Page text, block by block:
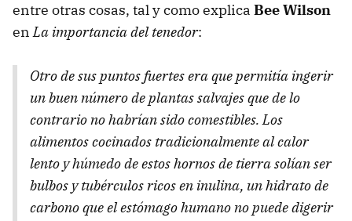
entre otras cosas, tal y como explica Bee Wilson
enLa importancia del tenedor:
Otro de sus puntos fuertes era que permitía ingerir
un buen número de plantas salvajes que de lo
contrario no habrían sido comestibles. Los
alimentos cocinados tradicionalmente al calor
lento y húmedo de estos hornos de tierra solían ser
bulbos y tubérculos ricos en inulina, un hidrato de
carbono que el estómago humano no puede digerir